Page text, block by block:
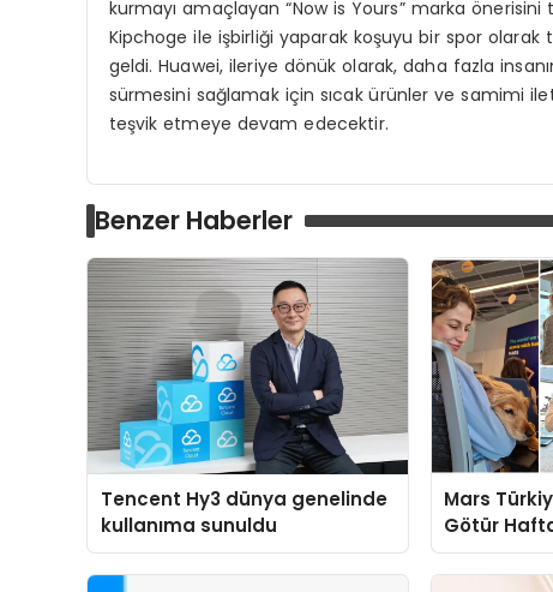
kurmayı amaçlayan “Now is Yours” marka önerisini
Kipchoge ile işbirliği yaparak koşuyu bir spor olarak
geldi. Huawei, ileriye dönük olarak, daha fazla
sürmesini sağlamak için sıcak ürünler ve samimi
teşvik etmeye devam edecektir.
Benzer Haberler
Tencent Hy3 dünya genelinde
kullanıma sunuldu
Mars
Götür